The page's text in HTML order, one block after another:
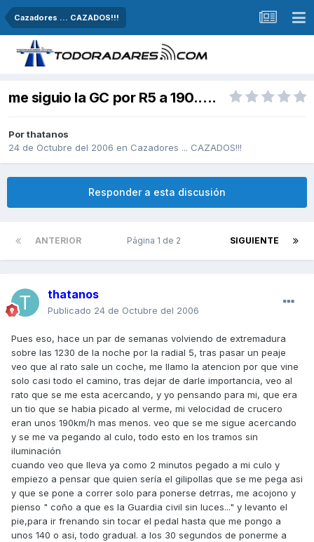
Cazadores ... CAZADOS!!!
me siguio la GC por R5 a 190.....
Porthatanos
24 de Octubre del 2006 en Cazadores ... CAZADOS!!!
Responder a esta discusión
ANTERIOR SIGUIENTE
Página 1 de 2
thatanos
Publicado 24 de Octubre del 2006
Pues eso, hace un par de semanas volviendo de extremadura
sobre las 1230 de la noche por la radial 5, tras pasar un peaje
veo que al rato sale un coche, me llamo la atencion por que vine
solo casi todo el camino, tras dejar de darle importancia, veo al
rato que se me esta acercando, y yo pensando para mi, que era
un tio que se habia picado al verme, mi velocidad de crucero
eran unos 190km/h mas menos. veo que se me sigue acercando
y se me va pegando al culo, todo esto en los tramos sin
iluminación
cuando veo que lleva ya como 2 minutos pegado a mi culo y
empiezo a pensar que quien sería el gilipollas que se me pega asi
y que se pone a correr solo para ponerse detrras, me acojono y
pienso " coño a que es la Guardia civil sin luces..." y levanto el
pie,para ir frenando sin tocar el pedal hasta que me pongo a
unos 140 o asi, todo gradual. a los 30 segundos de ponerme a